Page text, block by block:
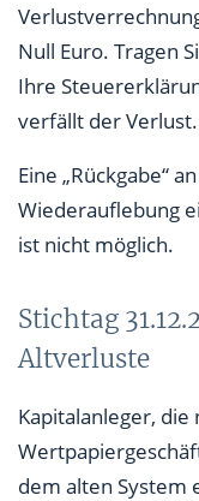
Null Euro. Tragen
Ihre
verfällt der Verlust.
Eine „Rückgabe“
Wiederauflebung
ist nicht möglich.
Stichtag
Altverluste
Kapitalanleger,
dem alten System